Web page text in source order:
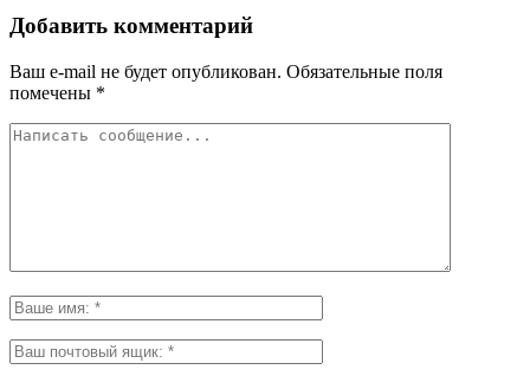
Добавить комментарий
Ваш e-mail не будет опубликован. Обязательные поля
помечены *